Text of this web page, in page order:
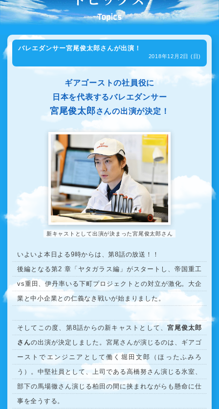
バレエダンサー宮尾俊太郎さんが出演！
2018年12月2日 (日)
ギアゴーストの社員役に
日本を代表するバレエダンサー
宮尾俊太郎さんの出演が決定！
新キャストとして出演が決まった宮尾俊太郎さん
いよいよ本日よる9時からは、第8話の放送！！
後編となる第2 章「ヤタガラス編」がスタートし、帝国重工
vs重田、伊丹率いる下町プロジェクトとの対立が激化。大企
業と中小企業との仁義なき戦いが始まりました。
そしてこの度、第8話からの新キャストとして、宮尾俊太郎
さんの出演が決定しました。宮尾さんが演じるのは、ギアゴ
ーストでエンジニアとして働く堀田文郎（ほったふみろ
う）。中堅社員として、上司である高橋努さん演じる氷室、
部下の馬場徹さん演じる柏田の間に挟まれながらも懸命に仕
事を全うする。